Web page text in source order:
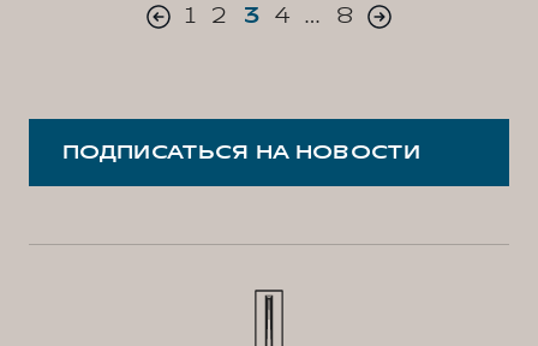
1 2 3 4 … 8
ПОДПИСАТЬСЯ НА НОВОСТИ